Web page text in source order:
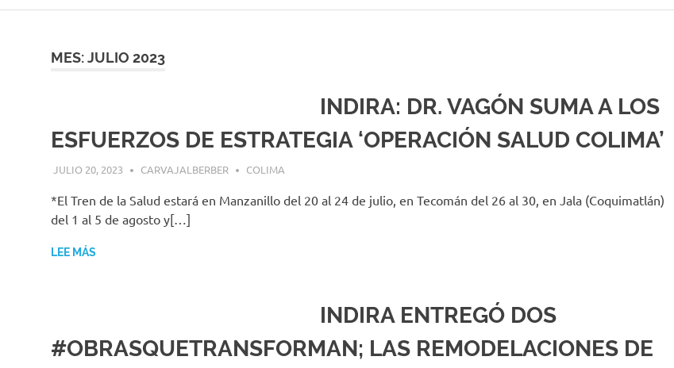
contenidoMES:JULIO 2023
INDIRA: DR. VAGÓN SUMA A LOS
ESFUERZOS DE ESTRATEGIA ‘OPERACIÓN SALUD COLIMA’
JULIO 20, 2023 CARVAJALBERBER COLIMA
*El Tren de la Salud estará en Manzanillo del 20 al 24 de julio, en Tecomán del 26 al 30, en Jala (Coquimatlán)
del 1 al 5 de agosto y[…]
LEE MÁS
INDIRA ENTREGÓ DOS
#OBRASQUETRANSFORMAN; LAS REMODELACIONES DE